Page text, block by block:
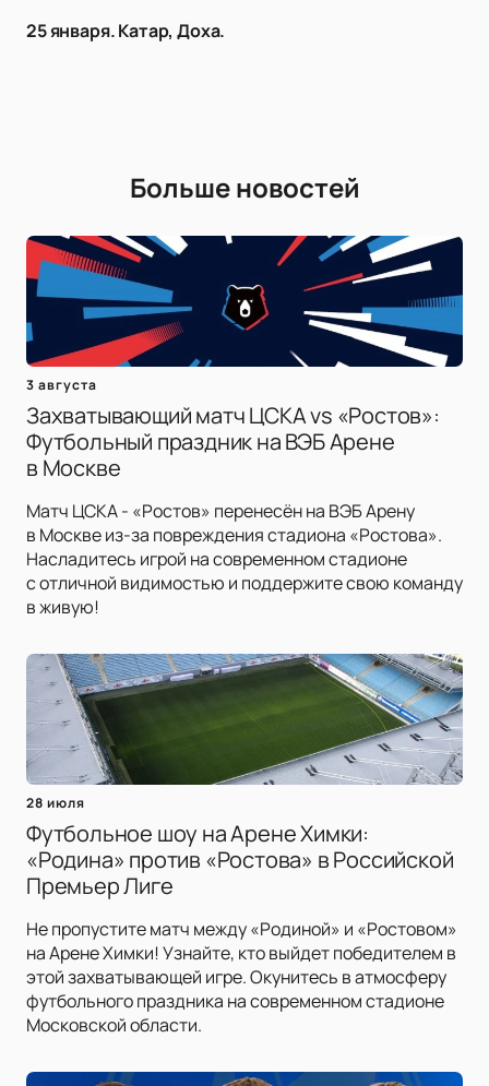
25 января. Катар, Доха.
Больше новостей
3 августа
Захватывающий матч ЦСКА vs «Ростов»:
Футбольный праздник на ВЭБ Арене
в Москве
Матч ЦСКА - «Ростов» перенесён на ВЭБ Арену
в Москве из-за повреждения стадиона «Ростова».
Насладитесь игрой на современном стадионе
с отличной видимостью и поддержите свою команду
в живую!
28 июля
Футбольное шоу на Арене Химки:
«Родина» против «Ростова» в Российской
Премьер Лиге
Не пропустите матч между «Родиной» и «Ростовом»
на Арене Химки! Узнайте, кто выйдет победителем в
этой захватывающей игре. Окунитесь в атмосферу
футбольного праздника на современном стадионе
Московской области.